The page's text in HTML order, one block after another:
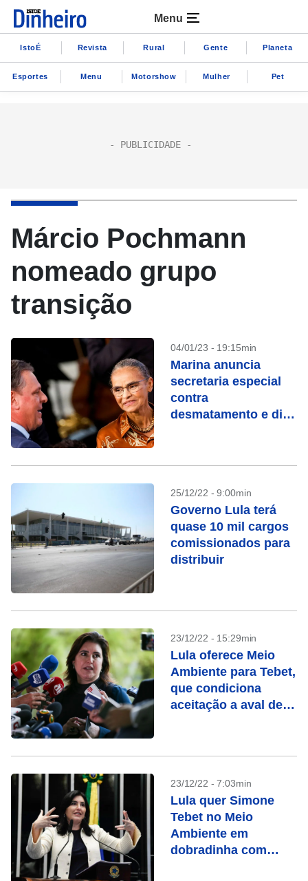
Menu
IstoÉ Revista Rural Gente Planeta
Esportes Menu Motorshow Mulher Pet
Márcio Pochmann
nomeado grupo
transição
04/01/23 - 19:15min
Marina anuncia
secretaria especial
contra
desmatamento e diz
Brasil
25/12/22 - 9:00min
Governo Lula terá
quase 10 mil cargos
comissionados para
distribuir
23/12/22 - 15:29min
Lula oferece Meio
Ambiente para Tebet,
que condiciona
aceitação a aval de
23/12/22 - 7:03min
Lula quer Simone
Tebet no Meio
Ambiente em
dobradinha com